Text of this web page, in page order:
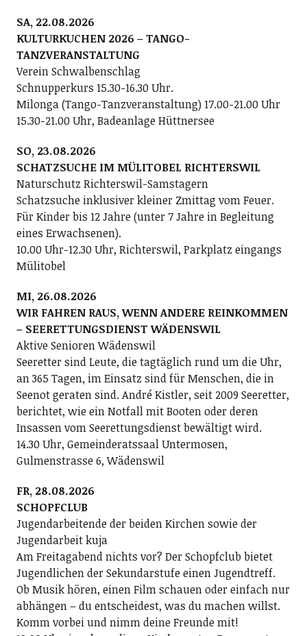
SA, 22.08.2026
KULTURKUCHEN 2026 – TANGO-
TANZVERANSTALTUNG
Verein Schwalbenschlag
Schnupperkurs 15.30-16.30 Uhr.
Milonga (Tango-Tanzveranstaltung) 17.00-21.00 Uhr
15.30-21.00 Uhr, Badeanlage Hüttnersee
SO, 23.08.2026
SCHATZSUCHE IM MÜLITOBEL RICHTERSWIL
Naturschutz Richterswil-Samstagern
Schatzsuche inklusiver kleiner Zmittag vom Feuer.
Für Kinder bis 12 Jahre (unter 7 Jahre in Begleitung
eines Erwachsenen).
10.00 Uhr-12.30 Uhr, Richterswil, Parkplatz eingangs
Mülitobel
MI, 26.08.2026
WIR FAHREN RAUS, WENN ANDERE REINKOMMEN
– SEERETTUNGSDIENST WÄDENSWIL
Aktive Senioren Wädenswil
Seeretter sind Leute, die tagtäglich rund um die Uhr,
an 365 Tagen, im Einsatz sind für Menschen, die in
Seenot geraten sind. André Kistler, seit 2009 Seeretter,
berichtet, wie ein Notfall mit Booten oder deren
Insassen vom Seerettungsdienst bewältigt wird.
14.30 Uhr, Gemeinderatssaal Untermosen,
Gulmenstrasse 6, Wädenswil
FR, 28.08.2026
SCHOPFCLUB
Jugendarbeitende der beiden Kirchen sowie der
Jugendarbeit kuja
Am Freitagabend nichts vor? Der Schopfclub bietet
Jugendlichen der Sekundarstufe einen Jugendtreff.
Ob Musik hören, einen Film schauen oder einfach nur
abhängen – du entscheidest, was du machen willst.
Komm vorbei und nimm deine Freunde mit!